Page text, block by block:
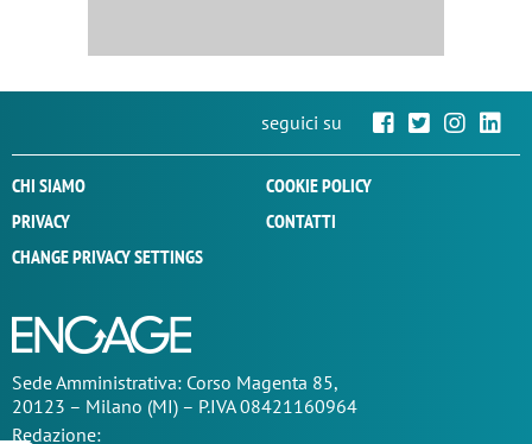
seguici su
CHI SIAMO
COOKIE POLICY
PRIVACY
CONTATTI
CHANGE PRIVACY SETTINGS
SedeAmministrativa: Corso Magenta 85,
20123 – Milano (MI) – P.IVA 08421160964
Redazione: